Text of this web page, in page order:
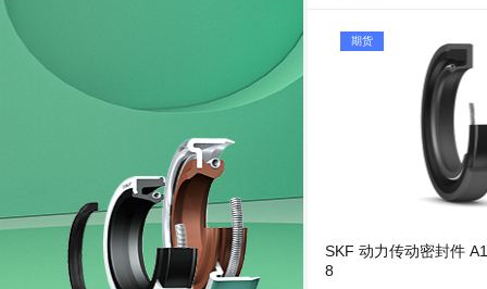
期货
SKF 动力传动密封件
8